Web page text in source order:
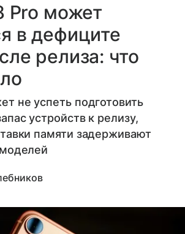
Pro может
в дефиците
релиза: что
не успеть подготовить
устройств к релизу,
памяти задерживают